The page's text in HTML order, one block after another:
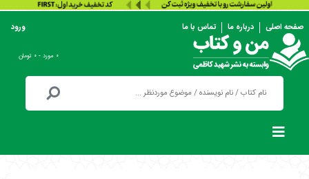
صفحه اصلی درباره ما تماس با ما ورود
۰ مورد - ۰ تومان